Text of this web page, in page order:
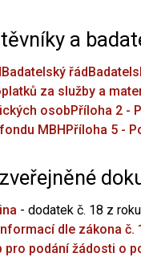
a
Badatelský řád
za služby a
osobPříloha 2 -
MBHPříloha 5 -
- dodatek č. 18 z
dle zákona č.
pro podání žádosti o